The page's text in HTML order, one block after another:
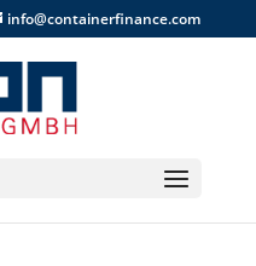
info@containerfinance.com